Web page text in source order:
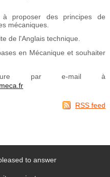
à proposer des principes de
mécaniques.
de l'Anglais technique.
en Mécanique et souhaiter
par e-mail à
RSS feed
to answer